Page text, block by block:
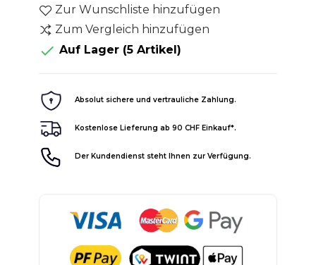
Zur Wunschliste hinzufügen
Zum Vergleich hinzufügen
 Auf Lager (5 Artikel)
Absolut sichere und vertrauliche Zahlung.
Kostenlose Lieferung ab 90 CHF Einkauf*.
Der Kundendienst steht Ihnen zur Verfügung.